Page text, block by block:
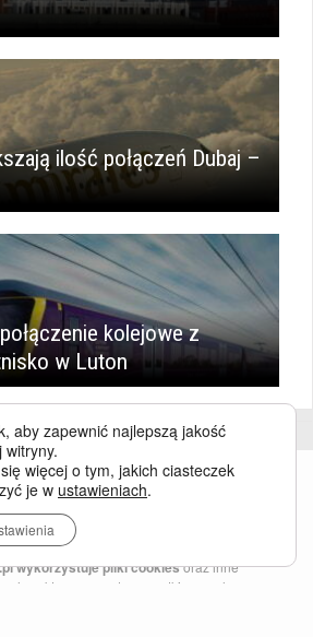
ilość połączeń Dubaj –
kolejowe z
w Luton
wykorzystuje pliki cookiesoraz inne
przede wszystkim w celu
aby zapewnić najlepszą jakość
witryny.
więcej o tym, jakich ciasteczek
je w ustawieniach.